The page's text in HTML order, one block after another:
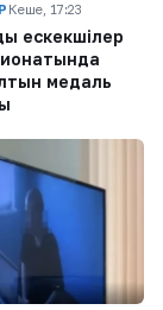
Кеше, 17:23
ескекшілер
медаль